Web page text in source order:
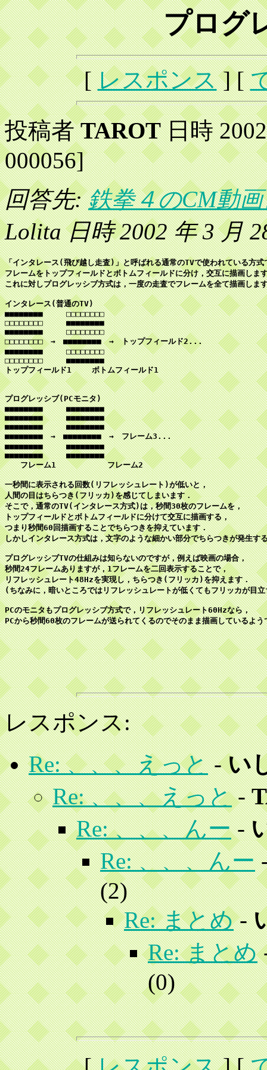
プログ
[レスポンス] [
投稿者TAROT日時
000056]
回答先:鉄拳４のCM動
Lolita 日時 2002 年 3 月
「インタレース(飛び越し走査)」と呼ばれる通常のTVで使われている方式
フレームをトップフィールドとボトムフィールドに分け，交互に描画しま
これに対しプログレッシブ方式は，一度の走査でフレームを全て描画しま
インタレース(普通のTV)
■■■■■■■■　　　□□□□□□□□
□□□□□□□□　　　■■■■■■■■
■■■■■■■■　　　□□□□□□□□
□□□□□□□□　→　■■■■■■■■　→　トップフィールド2...
■■■■■■■■　　　□□□□□□□□
□□□□□□□□　　　■■■■■■■■
トップフィールド1　　 ボトムフィールド1
プログレッシブ(PCモニタ)
■■■■■■■■　　　■■■■■■■■
■■■■■■■■　　　■■■■■■■■
■■■■■■■■　　　■■■■■■■■
■■■■■■■■　→　■■■■■■■■　→　フレーム3...
■■■■■■■■　　　■■■■■■■■
■■■■■■■■　　　■■■■■■■■
フレーム1　　　　　　 フレーム2
一秒間に表示される回数(リフレッシュレート)が低いと，
人間の目はちらつき(フリッカ)を感じてしまいます．
そこで，通常のTV(インタレース方式)は，秒間30枚のフレームを，
トップフィールドとボトムフィールドに分けて交互に描画する，
つまり秒間60回描画することでちらつきを抑えています．
しかしインタレース方式は，文字のような細かい部分でちらつきが発生す
プログレッシブTVの仕組みは知らないのですが，例えば映画の場合，
秒間24フレームありますが，1フレームを二回表示することで，
リフレッシュレート48Hzを実現し，ちらつき(フリッカ)を抑えます．
(ちなみに，暗いところではリフレッシュレートが低くてもフリッカが目
PCのモニタもプログレッシブ方式で，リフレッシュレート60Hzなら，
レスポンス:
Re: 、、、えっと-い
Re: 、、、えっと-
Re: 、、、んー-
Re: 、、、んー
(2)
Re: まとめ-
Re: まとめ
(0)